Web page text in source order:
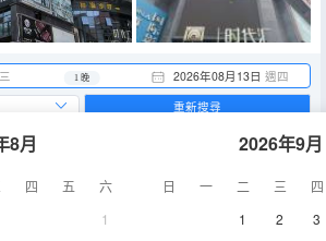
2026年08月13日 週四
1 晚
8月
四 五
六
1
2026年9月
日 一 二 三
四
1
2 3
重新搜尋
22-23㎡ 空調